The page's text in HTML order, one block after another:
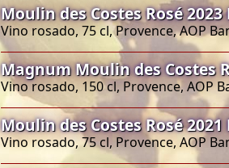
Moulin des Costes Rosé
Vino rosado, 75 cl, Provence, AOP
Magnum Moulin des Costes
Vino rosado, 150 cl, Provence, AOP
Moulin des Costes Rosé
Vino rosado, 75 cl, Provence, AOP